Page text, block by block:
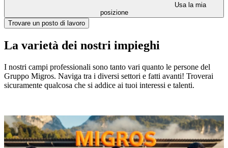
Usa la mia
posizione
Trovare un posto di lavoro
La varietà dei nostri impieghi
I nostri campi professionali sono tanto vari quanto le persone del
Gruppo Migros. Naviga tra i diversi settori e fatti avanti! Troverai
sicuramente qualcosa che si addice ai tuoi interessi e talenti.